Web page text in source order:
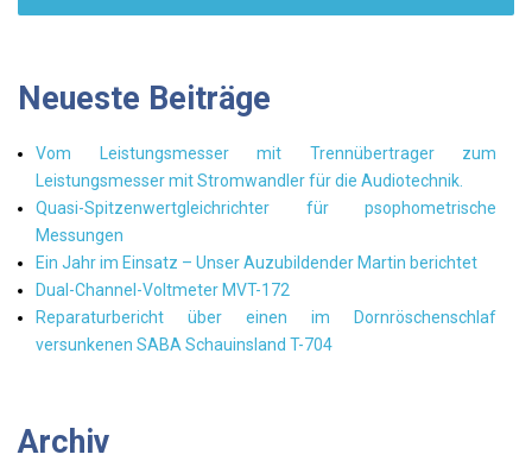
Neueste Beiträge
Vom Leistungsmesser mit Trennübertrager zum
Leistungsmesser mit Stromwandler für die Audiotechnik.
Quasi-Spitzenwertgleichrichter für psophometrische
Messungen
Ein Jahr im Einsatz – Unser Auzubildender Martin berichtet
Dual-Channel-Voltmeter MVT-172
Reparaturbericht über einen im Dornröschenschlaf
versunkenen SABA Schauinsland T-704
Archiv